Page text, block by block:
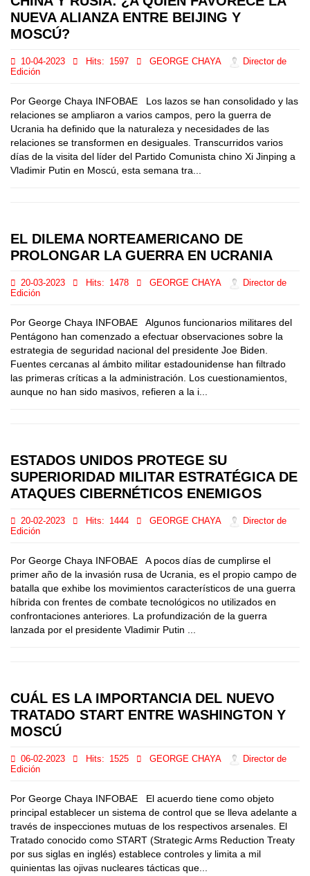
NUEVA ALIANZA ENTRE BEIJING Y
MOSCÚ?
10-04-2023 Hits: 1597 GEORGE CHAYA
Director de
Edición
Por George Chaya INFOBAE Los lazos se han consolidado y las
relaciones se ampliaron a varios campos, pero la guerra de
Ucrania ha definido que la naturaleza y necesidades de las
relaciones se transformen en desiguales. Transcurridos varios
días de la visita del líder del Partido Comunista chino Xi Jinping a
Vladimir Putin en Moscú, esta semana tra...
EL DILEMA NORTEAMERICANO DE
PROLONGAR LA GUERRA EN UCRANIA
20-03-2023 Hits: 1478 GEORGE CHAYA
Director de
Edición
Por George Chaya INFOBAE Algunos funcionarios militares del
Pentágono han comenzado a efectuar observaciones sobre la
estrategia de seguridad nacional del presidente Joe Biden.
Fuentes cercanas al ámbito militar estadounidense han filtrado
las primeras críticas a la administración. Los cuestionamientos,
aunque no han sido masivos, refieren a la i...
ESTADOS UNIDOS PROTEGE SU
SUPERIORIDAD MILITAR ESTRATÉGICA DE
ATAQUES CIBERNÉTICOS ENEMIGOS
20-02-2023 Hits: 1444 GEORGE CHAYA
Director de
Edición
Por George Chaya INFOBAE A pocos días de cumplirse el
primer año de la invasión rusa de Ucrania, es el propio campo de
batalla que exhibe los movimientos característicos de una guerra
híbrida con frentes de combate tecnológicos no utilizados en
confrontaciones anteriores. La profundización de la guerra
lanzada por el presidente Vladimir Putin ...
CUÁL ES LA IMPORTANCIA DEL NUEVO
TRATADO START ENTRE WASHINGTON Y
MOSCÚ
06-02-2023 Hits: 1525 GEORGE CHAYA
Director de
Edición
Por George Chaya INFOBAE El acuerdo tiene como objeto
principal establecer un sistema de control que se lleva adelante a
través de inspecciones mutuas de los respectivos arsenales. El
Tratado conocido como START (Strategic Arms Reduction Treaty
por sus siglas en inglés) establece controles y limita a mil
quinientas las ojivas nucleares tácticas que...